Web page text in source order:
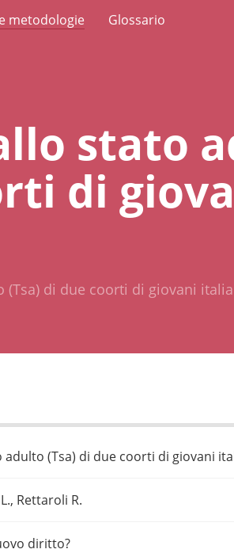
metodologie Glossario
stato
di
(Tsa) di due coorti di giovani
adulto (Tsa) di due coorti di giovani
Rettaroli R.
diritto?